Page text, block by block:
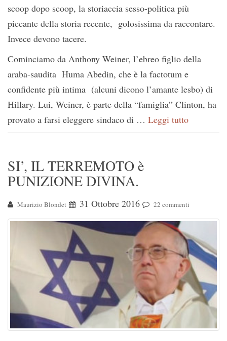
scoop dopo scoop, la storiaccia sesso-politica più
piccante della storia recente, golosissima da raccontare.
Invece devono tacere.
Cominciamo da Anthony Weiner, l’ebreo figlio della
araba-saudita Huma Abedin, che è la factotum e
confidente più intima (alcuni dicono l’amante lesbo) di
Hillary. Lui, Weiner, è parte della “famiglia” Clinton, ha
provato a farsi eleggere sindaco di … Leggi tutto
SI’, IL TERREMOTO è
PUNIZIONE DIVINA.
Maurizio Blondet 31 Ottobre 2016 22 commenti